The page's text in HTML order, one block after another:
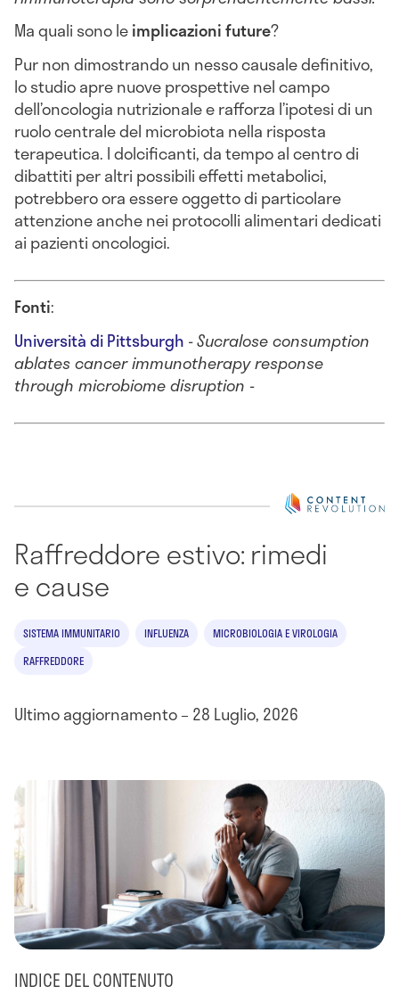
Ma quali sono leimplicazioni future?
Pur non dimostrando un nesso causale definitivo,
lo studio apre nuove prospettive nel campo
dell’oncologia nutrizionale e rafforza l’ipotesi di un
ruolo centrale del microbiota nella risposta
terapeutica. I dolcificanti, da tempo al centro di
dibattiti per altri possibili effetti metabolici,
potrebbero ora essere oggetto di particolare
attenzione anche nei protocolli alimentari dedicati
ai pazienti oncologici.
Fonti:
Università di Pittsburgh -Sucralose consumption
ablates cancer immunotherapy response
through microbiome disruption -
Raffreddore estivo: rimedi
e cause
SISTEMA IMMUNITARIO INFLUENZA
MICROBIOLOGIA E VIROLOGIA
RAFFREDDORE
Ultimo aggiornamento – 28 Luglio, 2026
INDICE DEL CONTENUTO